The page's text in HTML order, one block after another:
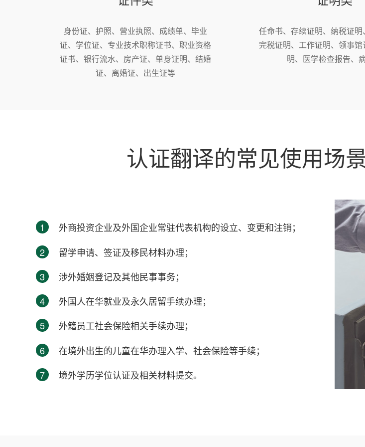
身份证、护照、营业执照、成绩单、毕业
证、学位证、专业技术职称证书、职业资格
证书、银行流水、房产证、单身证明、结婚
证、离婚证、出生证等
任命书、存续证明、纳税证明
完税证明、工作证明、领事
明、医学检查报告、
认证翻译的常见使用场
1
外商投资企业及外国企业常驻代表机构的设立、变更和注销；
2
留学申请、签证及移民材料办理；
3
涉外婚姻登记及其他民事事务；
4
外国人在华就业及永久居留手续办理；
5
外籍员工社会保险相关手续办理；
6
在境外出生的儿童在华办理入学、社会保险等手续；
7
境外学历学位认证及相关材料提交。